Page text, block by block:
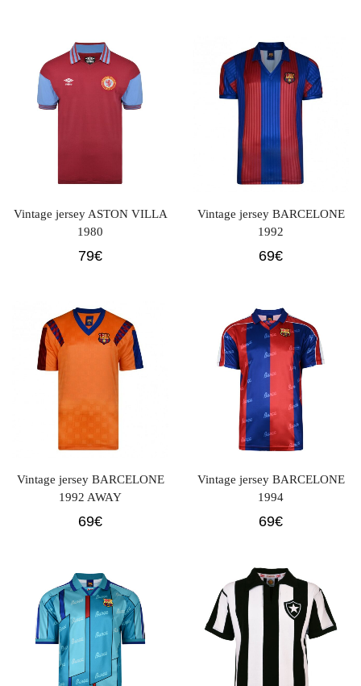
Vintage jersey ASTON VILLA
1980
79€
Vintage jersey BARCELONE
1992
69€
Vintage jersey BARCELONE
1992 AWAY
69€
Vintage jersey BARCELONE
1994
69€